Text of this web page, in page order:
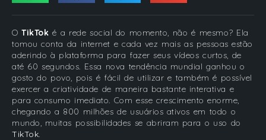
OTikTok é a rede social do momento, não é mesmo? Ela
tomou conta da internet e cada vez mais as pessoas estão
aderindo à plataforma para fazer seus vídeos curtos, de
até 60 segundos. Essa nova tendência mundial ganhou o
gosto do povo, pois é fácil de utilizar e também é possível
exercer a criatividade de maneira bastante interativa e
para consumo imediato. Com esse crescimento enorme,
chegando a 800 milhões de usuários ativos em todo o
mundo, muitas possibilidades se abriram para o uso do
TikTok.